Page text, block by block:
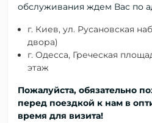
обслуживания ждем Вас по
г. Киев, ул. Русановская
двора)
г. Одесса, Греческая
этаж
Пожалуйста, обязательно
перед поездкой к нам в
время для визита!